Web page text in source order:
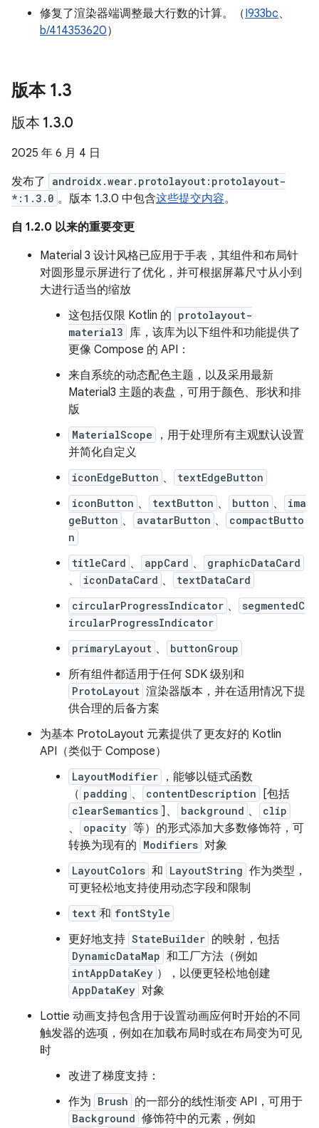
修复了渲染器端调整最大行数的计算。（I933bc、
b/414353620）
版本 1.3
版本 1.3.0
2025 年 6 月 4 日
发布了
androidx.wear.protolayout:protolayout-
*:1.3.0 。版本 1.3.0 中包含这些提交内容。
自 1.2.0 以来的重要变更
Material 3 设计风格已应用于手表，其组件和布局针
对圆形显示屏进行了优化，并可根据屏幕尺寸从小到
大进行适当的缩放
这包括仅限 Kotlin 的 protolayout-
material3 库，该库为以下组件和功能提供了
更像 Compose 的 API：
来自系统的动态配色主题，以及采用最新
Material3 主题的表盘，可用于颜色、形状和排
版
MaterialScope
，用于处理所有主观默认设置
并简化自定义
iconEdgeButton 、
textEdgeButton
iconButton 、 textButton 、 button 、
ima
geButton 、 avatarButton 、
compactButto
n
titleCard 、 appCard 、 graphicDataCard
、 iconDataCard 、
textDataCard
circularProgressIndicator 、
segmentedC
ircularProgressIndicator
primaryLayout 、 buttonGroup
所有组件都适用于任何 SDK 级别和
ProtoLayout 渲染器版本，并在适用情况下提
供合理的后备方案
为基本 ProtoLayout 元素提供了更友好的 Kotlin
API（类似于 Compose）
LayoutModifier
，能够以链式函数
（ padding 、 contentDescription [包括
clearSemantics ]、 background 、 clip
、 opacity 等）的形式添加大多数修饰符，可
转换为现有的 Modifiers 对象
LayoutColors 和 LayoutString 作为类型，
可更轻松地支持使用动态字段和限制
text 和 fontStyle
更好地支持 StateBuilder 的映射，包括
DynamicDataMap 和工厂方法（例如
intAppDataKey ），以便更轻松地创建
AppDataKey 对象
Lottie 动画支持包含用于设置动画应何时开始的不同
触发器的选项，例如在加载布局时或在布局变为可见
时
改进了梯度支持：
作为 Brush 的一部分的线性渐变 API，可用于
Background 修饰符中的元素，例如